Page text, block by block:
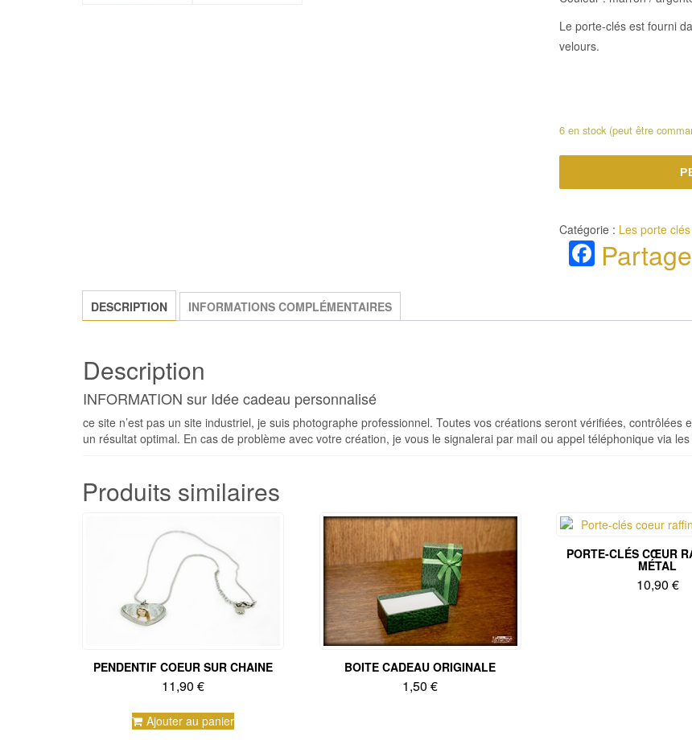
Le porte­-clés est fourni
velours.
6 en stock (peut être
Catégorie : Les porte
DESCRIPTION INFORMATIONS COMPLÉMENTAIRES
Description
INFORMATION sur Idée cadeau personnalisé
ce site n’est pas un site industriel, je suis photographe professionnel. Toutes vos créations seront vérifiées, contrôlées
un résultat optimal. En cas de problème avec votre création, je vous le signalerai par mail ou appel téléphonique via
Produits similaires
PENDENTIF COEUR SUR CHAINE
11,90€
Ajouter au panier
BOITE CADEAU ORIGINALE
1,50€
PORTE-CLÉS CŒUR
MÉTAL
10,90 €